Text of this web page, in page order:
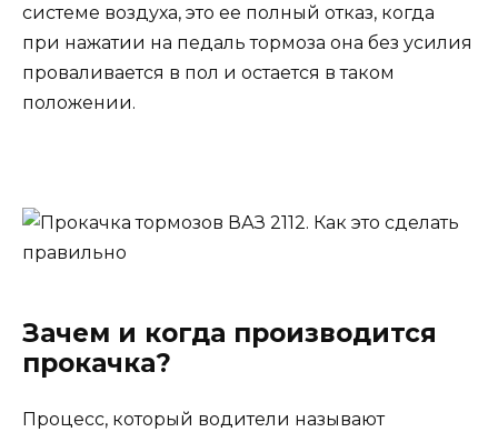
системе воздуха, это ее полный отказ, когда
при нажатии на педаль тормоза она без усилия
проваливается в пол и остается в таком
положении.
Зачем и когда производится
прокачка?
Процесс, который водители называют